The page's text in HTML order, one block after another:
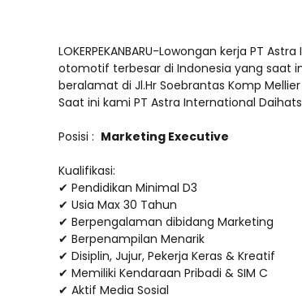
LOKERPEKANBARU-Lowongan kerja PT
otomotif terbesar di Indonesia yang saat
beralamat di Jl.Hr Soebrantas Komp
Saat ini kami PT Astra International
Posisi : Marketing Executive
Kualifikasi:
✔ Pendidikan Minimal D3
✔ Usia Max 30 Tahun
✔ Berpengalaman dibidang Marketing
✔ Berpenampilan Menarik
✔ Disiplin, Jujur, Pekerja Keras & Kreatif
✔ Memiliki Kendaraan Pribadi & SIM C
✔ Aktif Media Sosial